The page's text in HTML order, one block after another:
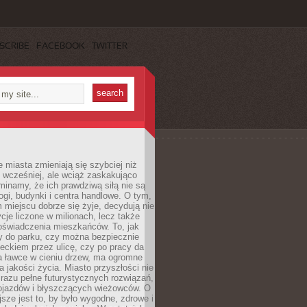
FACEBOOK TWITTER
miasta zmieniają się szybciej niż
wcześniej, ale wciąż zaskakująco
że ich prawdziwą siłą nie są
budynki i centra handlowe. O tym,
miejscu dobrze się żyje, decydują nie
liczone w milionach, lecz także
mieszkańców. To, jak
do parku, czy można bezpiecznie
przez ulicę, czy po pracy da
w cieniu drzew, ma ogromne
jakości życia. Miasto przyszłości nie
pełne futurystycznych rozwiązań,
i błyszczących wieżowców. O
jest to, by było wygodne, zdrowe i